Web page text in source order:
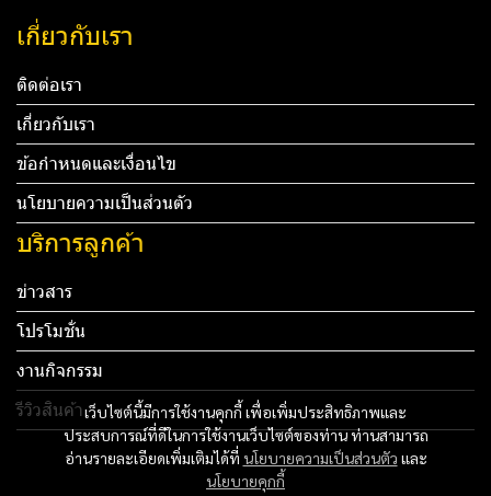
เว็บไซต์นี้มีการใช้งานคุกกี้ เพื่อเพิ่มประสิทธิภาพและ
ประสบการณ์ที่ดีในการใช้งานเว็บไซต์ของท่าน ท่านสามารถ
อ่านรายละเอียดเพิ่มเติมได้ที่ นโยบายความเป็นส่วนตัว และ
นโยบายคุกกี้
เกี่ยวกับเรา
ติดต่อเรา
เกี่ยวกับเรา
ข้อกำหนดและเงื่อนไข
นโยบายความเป็นส่วนตัว
บริการลูกค้า
ข่าวสาร
โปรโมชั่น
งานกิจกรรม
รีวิวสินค้า
Tel: 012 345 67890 Email: mail@yourdomain.com